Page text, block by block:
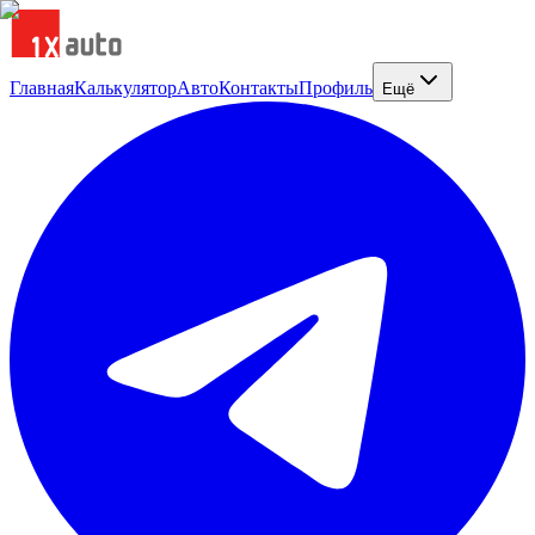
ГлавнаяКалькуляторАвтоКонтактыПрофиль Ещё